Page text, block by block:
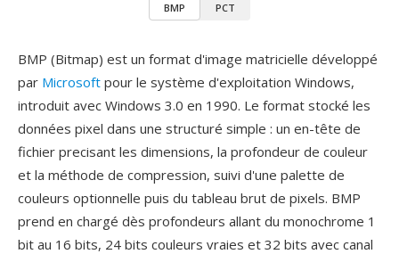
BMP PCT
BMP (Bitmap) est un format d'image matricielle développé
par Microsoft pour le système d'exploitation Windows,
introduit avec Windows 3.0 en 1990. Le format stocké les
données pixel dans une structuré simple : un en-tête de
fichier precisant les dimensions, la profondeur de couleur
et la méthode de compression, suivi d'une palette de
couleurs optionnelle puis du tableau brut de pixels. BMP
prend en chargé dès profondeurs allant du monochrome 1
bit au 16 bits, 24 bits couleurs vraies et 32 bits avec canal